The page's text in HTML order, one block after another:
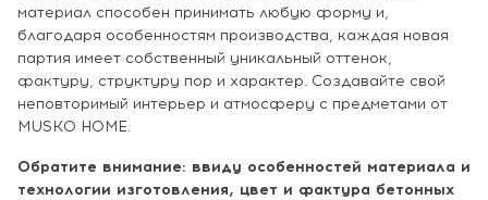
материал способен принимать любую форму и,
благодаря особенностям производства, каждая новая
партия имеет собственный уникальный оттенок,
фактуру, структуру пор и характер. Создавайте свой
неповторимый интерьер и атмосферу с предметами от
MUSKO HOME.
Обратите внимание: ввиду особенностей материала и
технологии изготовления, цвет и фактура бетонных